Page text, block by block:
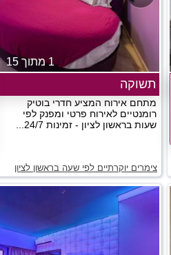
1 מתוך 15
תשוקה
מתחם אירוח המציע חדרי בוטיק
רומנטיים לאירוח פרטי ומפנק לפי
שעות בראשון לציון - זמינות 24/7...
צימרים יוקרתיים לפי שעה בראשון לציון